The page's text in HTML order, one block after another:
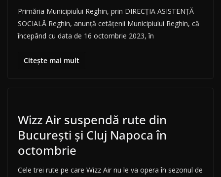
Primăria Municipiului Reghin, prin DIRECȚIA ASISTENȚĂ
SOCIALĂ Reghin, anunță cetățenii Municipiului Reghin, că
începând cu data de 16 octombrie 2023, în
Citește mai mult
Wizz Air suspendă rute din
București și Cluj Napoca în
octombrie
Cele trei rute pe care Wizz Air nu le va opera în sezonul de